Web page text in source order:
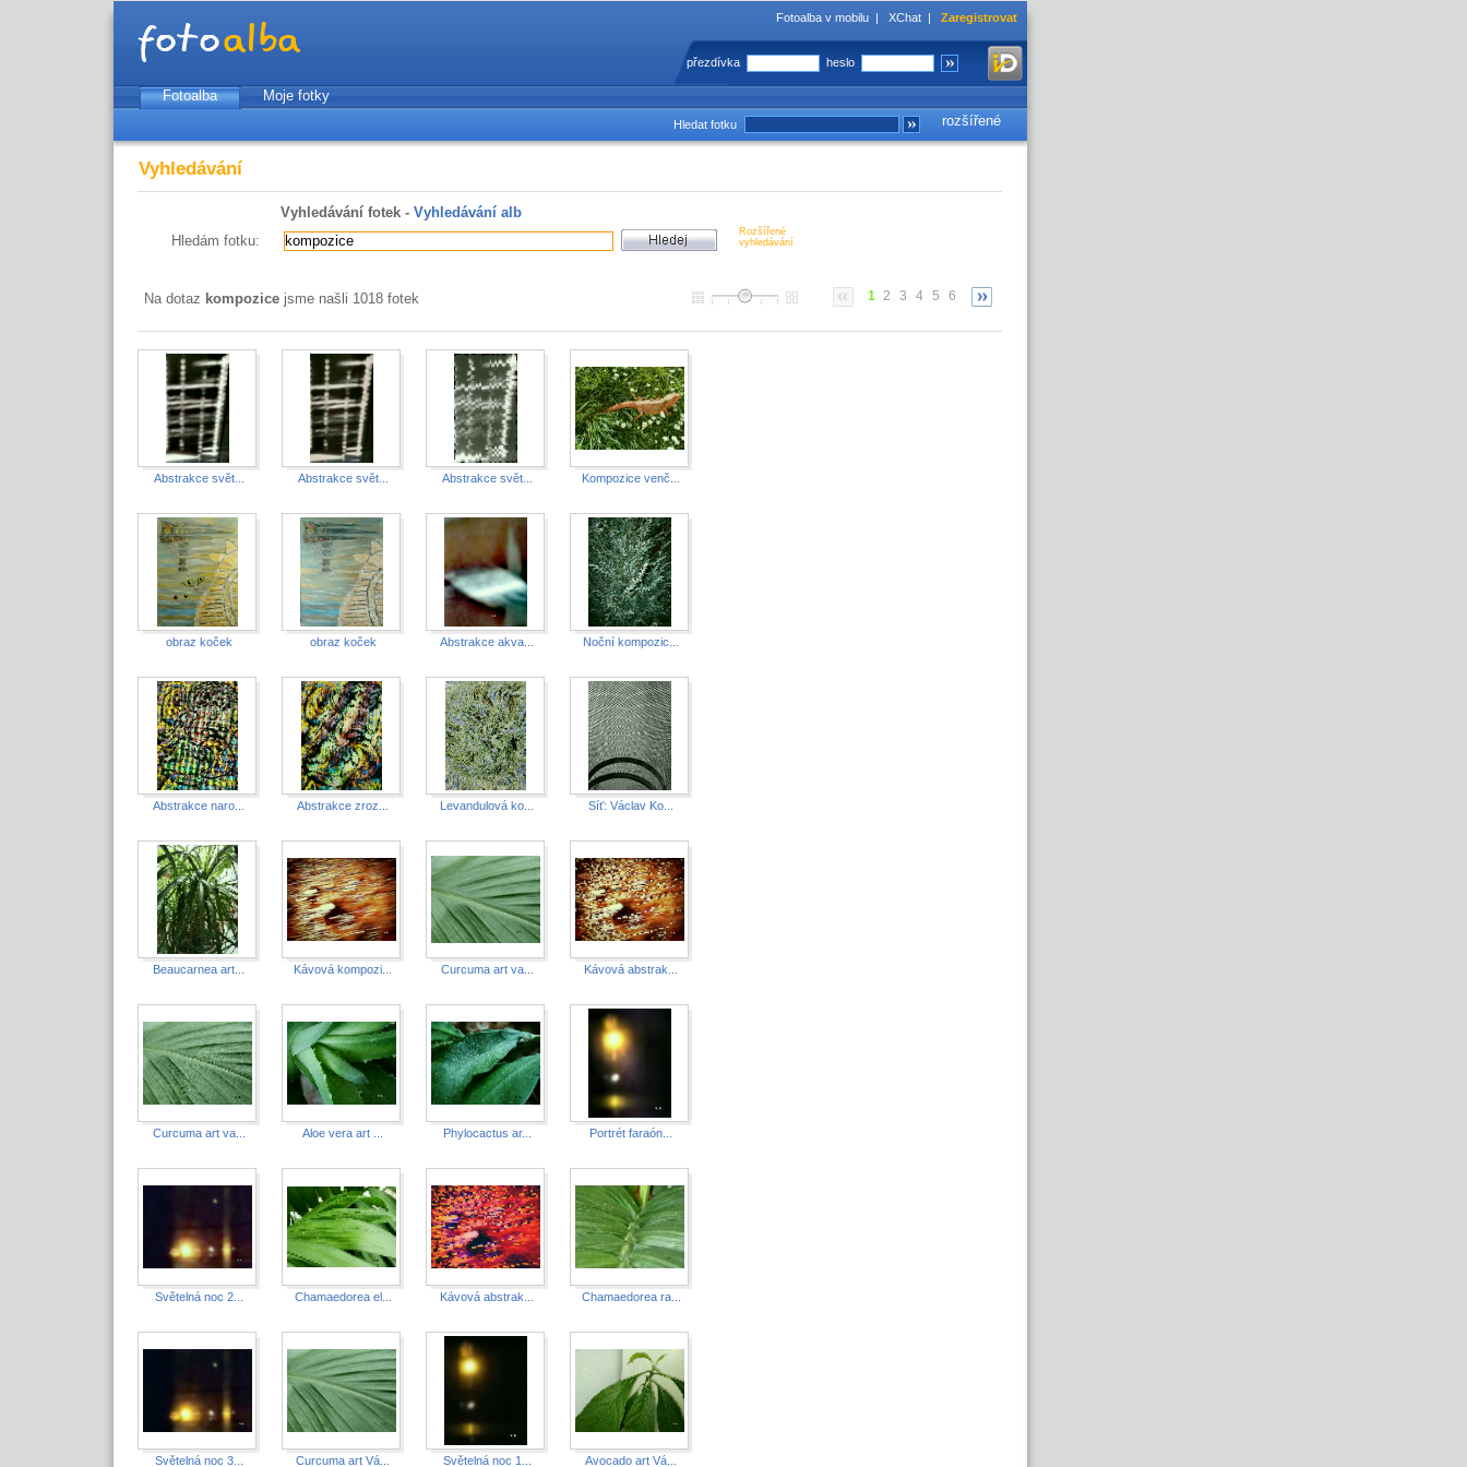
Fotoalba v mobilu | XChat | Zaregistrovat
přezdívka heslo
Fotoalba
Moje fotky
rozšířené
Hledat fotku
Vyhledávání
Vyhledávání fotek - Vyhledávání alb
Hledám fotku:
Rozšířené
vyhledávání
1 2 3 4 5 6
Na dotaz kompozice jsme našli 1018 fotek
Abstrakce svět... Abstrakce svět... Abstrakce svět... Kompozice venč...
obraz koček obraz koček Abstrakce akva... Noční kompozic...
Abstrakce naro... Abstrakce zroz... Levandulová ko... Síť: Václav Ko...
Beaucarnea art... Kávová kompozi... Curcuma art va... Kávová abstrak...
Curcuma art va... Aloe vera art ... Phylocactus ar... Portrét faraón...
Světelná noc 2... Chamaedorea el... Kávová abstrak... Chamaedorea ra...
Světelná noc 3... Curcuma art Vá... Světelná noc 1... Avocado art Vá...